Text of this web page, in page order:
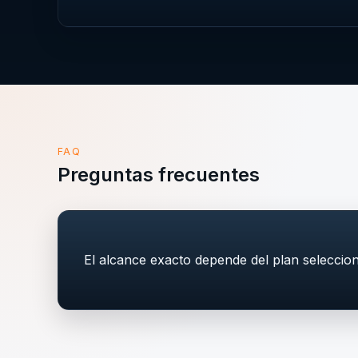
FAQ
Preguntas frecuentes
El alcance exacto depende del plan